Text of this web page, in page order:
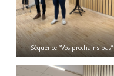
Séquence “Vos prochains pas”